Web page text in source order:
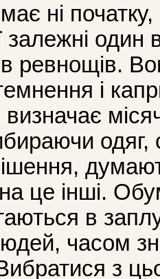
ні початку,
залежні один
ревнощів.
і
визначає
одяг,
це інші.
в
часом
з